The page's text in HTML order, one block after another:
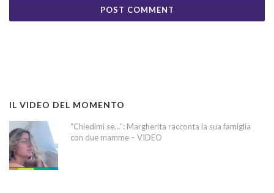
IL VIDEO DEL MOMENTO
“Chiedimi se…”: Margherita racconta la sua famiglia
con due mamme – VIDEO